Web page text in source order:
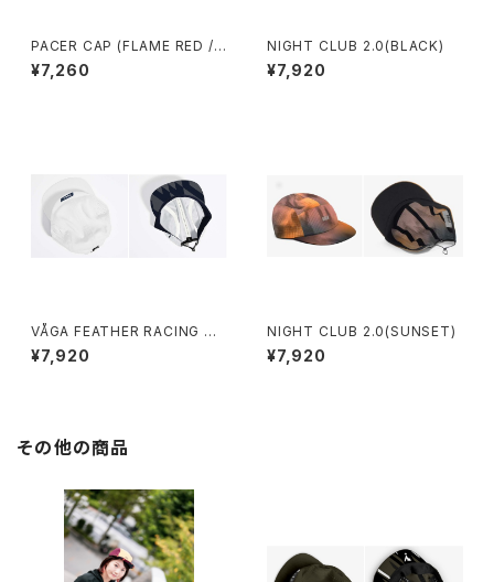
PACER CAP (FLAME RED /
CORAL / BROWN)
¥7,260
NIGHT CLUB 2.0(BLACK)
¥7,920
VÅGA FEATHER RACING CA
P (WHITE)
¥7,920
NIGHT CLUB 2.0(SUNSET)
¥7,920
その他の商品